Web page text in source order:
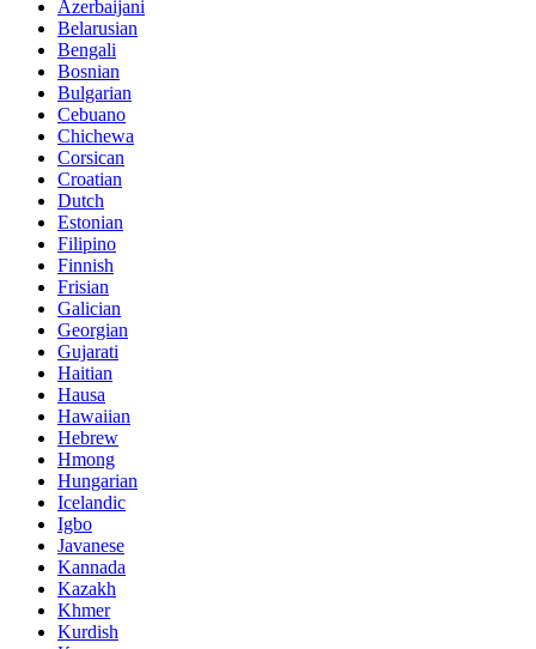
Azerbaijani
Belarusian
Bengali
Bosnian
Bulgarian
Cebuano
Chichewa
Corsican
Croatian
Dutch
Estonian
Filipino
Finnish
Frisian
Galician
Georgian
Gujarati
Haitian
Hausa
Hawaiian
Hebrew
Hmong
Hungarian
Icelandic
Igbo
Javanese
Kannada
Kazakh
Khmer
Kurdish